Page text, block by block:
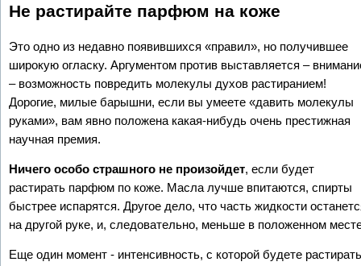
Не растирайте парфюм на коже
Это одно из недавно появившихся «правил», но получившее
широкую огласку. Аргументом против выставляется –
– возможность повредить молекулы духов растиранием!
Дорогие, милые барышни, если вы умеете «давить молекулы
руками», вам явно положена какая-нибудь очень престижная
научная премия.
Ничего особо страшного не произойдет, если будет
растирать парфюм по коже. Масла лучше впитаются, спирты
быстрее испарятся. Другое дело, что часть жидкости
на другой руке, и, следовательно, меньше в положенном
Еще один момент - интенсивность, с которой будете